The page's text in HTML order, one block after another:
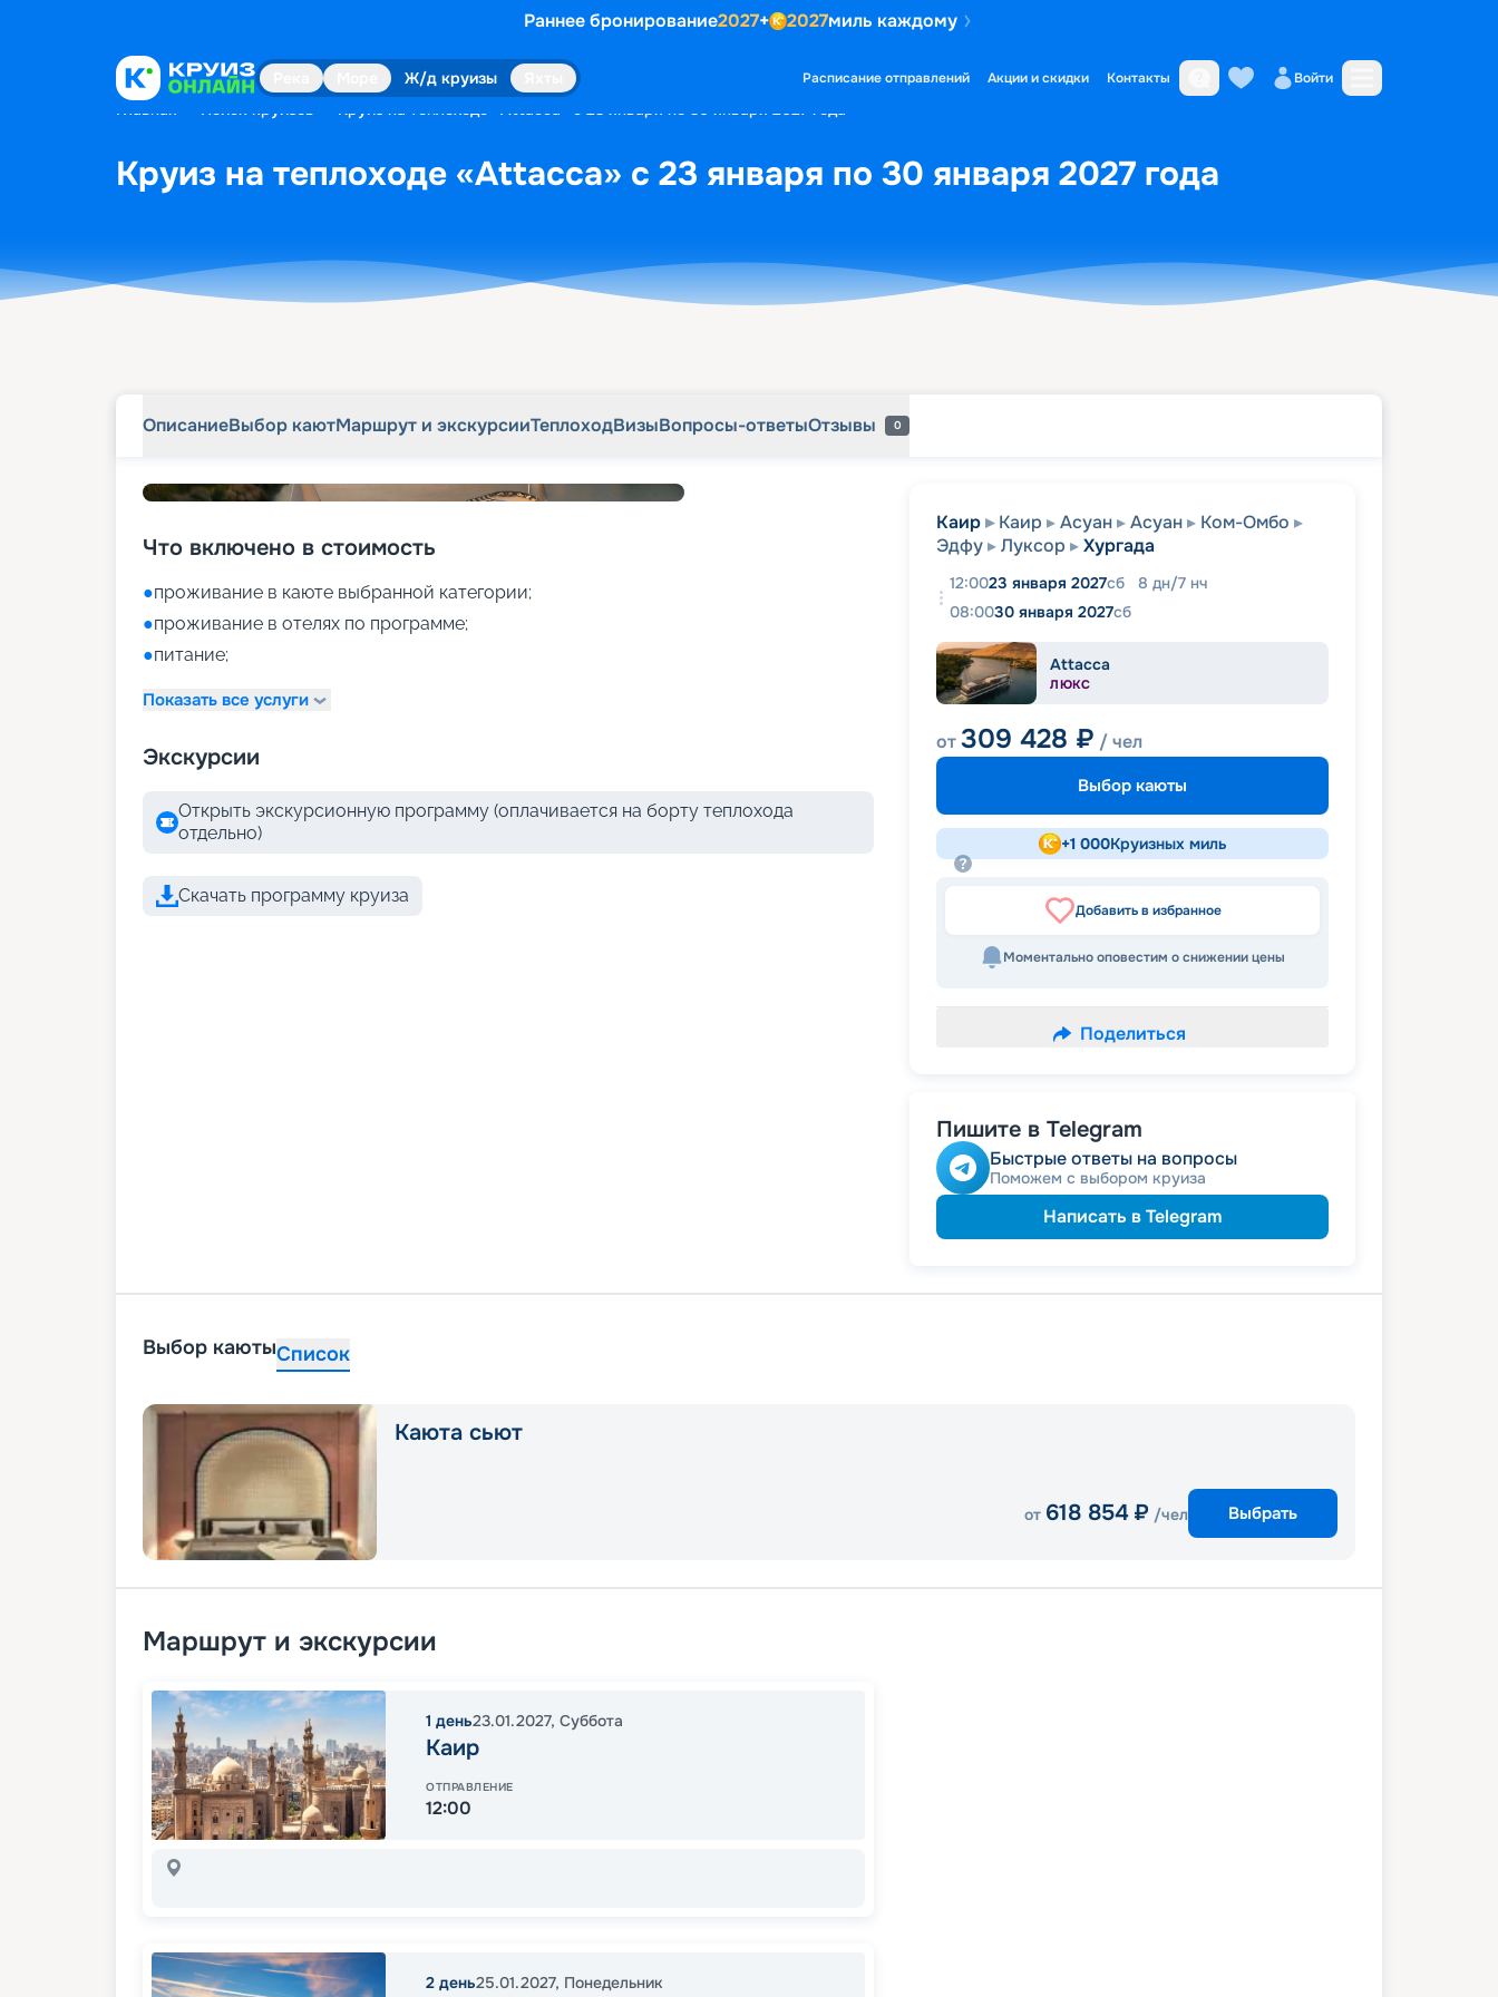
Раннее бронирование2027+ 2027миль каждому
Ж/д круизы Расписание отправлений Акции и скидки Контакты Войти
Главная Поиск круизов Круиз на теплоходе «Attacca» с 23 января по 30 января 2027 года
Круиз на теплоходе «Attacca» с 23 января по 30 января 2027 года
ОписаниеВыбор каютМаршрут и экскурсииТеплоходВизыВопросы-ответыОтзывы 0
Что включено в стоимость
●проживание в каюте выбранной категории;
●проживание в отелях по программе;
●питание;
Показать все услуги
Экскурсии
Открыть экскурсионную программу (оплачивается на борту теплохода
отдельно)
Скачать программу круиза
Каир Каир Асуан Асуан
Ком-Омбо
Эдфу
Луксор Хургада
12:0023 января 2027сб 8 дн/7 нч
08:0030 января 2027сб
Attacca
ЛЮКС
от309 428 ₽ / чел
Выбор каюты
+1 000Круизных миль
Добавить в избранное
Моментально оповестим о снижении цены
Поделиться
Пишите в Telegram
Быстрые ответы на вопросы
Поможем с выбором круиза
Написать в Telegram
Выбор каютыСписок
Каюта сьют
от 618 854 ₽ /чел Выбрать
Маршрут и экскурсии
1 день23.01.2027, Суббота
Каир
ОТПРАВЛЕНИЕ
12:00
2 день25.01.2027, Понедельник